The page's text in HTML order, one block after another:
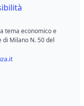
tema economico e
Milano N. 50 del